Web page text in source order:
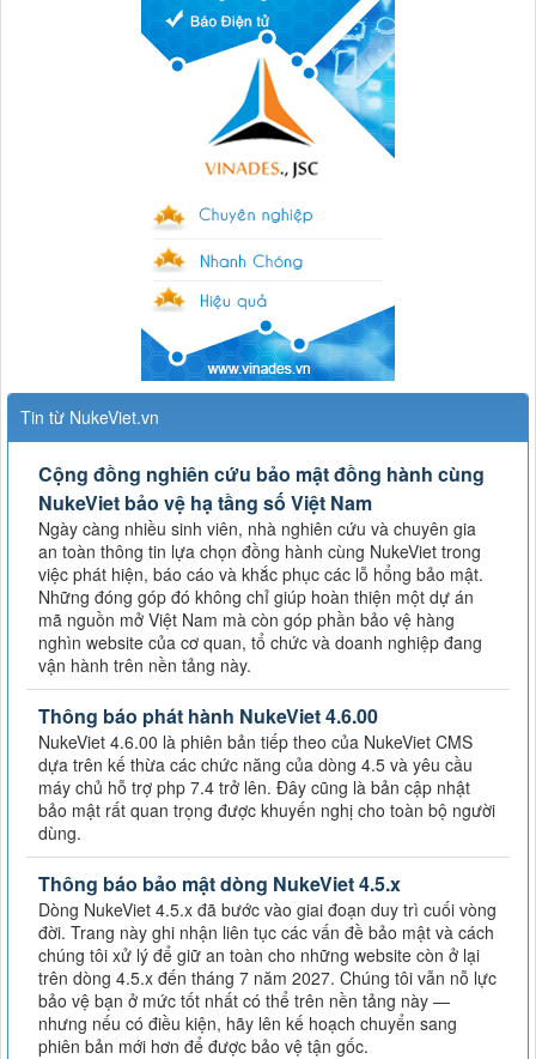
Tin từ NukeViet.vn
Cộng đồng nghiên cứu bảo mật đồng hành cùng
NukeViet bảo vệ hạ tầng số Việt Nam
Ngày càng nhiều sinh viên, nhà nghiên cứu và chuyên gia
an toàn thông tin lựa chọn đồng hành cùng NukeViet trong
việc phát hiện, báo cáo và khắc phục các lỗ hổng bảo mật.
Những đóng góp đó không chỉ giúp hoàn thiện một dự án
mã nguồn mở Việt Nam mà còn góp phần bảo vệ hàng
nghìn website của cơ quan, tổ chức và doanh nghiệp đang
vận hành trên nền tảng này.
Thông báo phát hành NukeViet 4.6.00
NukeViet 4.6.00 là phiên bản tiếp theo của NukeViet CMS
dựa trên kế thừa các chức năng của dòng 4.5 và yêu cầu
máy chủ hỗ trợ php 7.4 trở lên. Đây cũng là bản cập nhật
bảo mật rất quan trọng được khuyến nghị cho toàn bộ người
dùng.
Thông báo bảo mật dòng NukeViet 4.5.x
Dòng NukeViet 4.5.x đã bước vào giai đoạn duy trì cuối vòng
đời. Trang này ghi nhận liên tục các vấn đề bảo mật và cách
chúng tôi xử lý để giữ an toàn cho những website còn ở lại
trên dòng 4.5.x đến tháng 7 năm 2027. Chúng tôi vẫn nỗ lực
bảo vệ bạn ở mức tốt nhất có thể trên nền tảng này —
nhưng nếu có điều kiện, hãy lên kế hoạch chuyển sang
phiên bản mới hơn để được bảo vệ tận gốc.